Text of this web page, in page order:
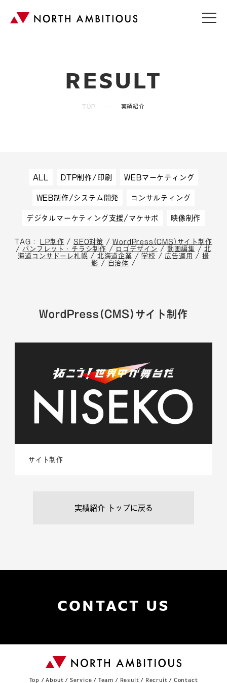
RESULT
TOP 実績紹介
ALL DTP制作/印刷 WEBマーケティング
WEB制作/システム開発 コンサルティング
デジタルマーケティング支援/マケサポ 映像制作
TAG： LP制作 / SEO対策 /WordPress(CMS)サイト制作
/パンフレット・チラシ制作 / ロゴデザイン / 動画編集 /北
海道コンサドーレ札幌 / 北海道企業 /学校 / 広告運用 / 撮
影 / 自治体 /
WordPress(CMS)サイト制作
サイト制作
CONTACT US
Top /About / Service / Team / Result / Recruit / Contact